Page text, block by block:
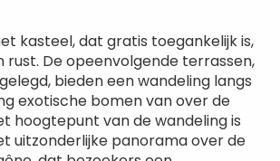
kasteel, dat gratis toegankelijk is,
rust. De opeenvolgende terrassen,
bieden een wandeling langs
exotische bomen van over de
hoogtepunt van de wandeling is
uitzonderlijke panorama over de